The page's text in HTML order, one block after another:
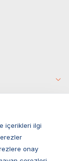
içerikleri ilgi
onay